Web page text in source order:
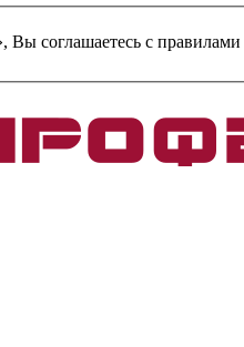
соглашаетесь c правилами